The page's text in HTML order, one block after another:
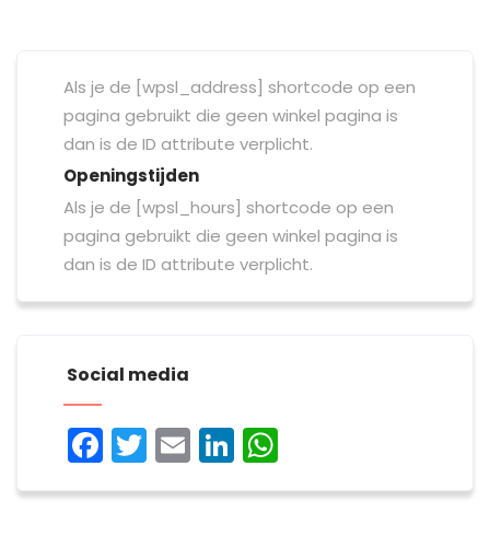
Als je de [wpsl_address] shortcode op een
pagina gebruikt die geen winkel pagina is
dan is de ID attribute verplicht.
Openingstijden
Als je de [wpsl_hours] shortcode op een
pagina gebruikt die geen winkel pagina is
dan is de ID attribute verplicht.
Social media
Facebook
Twitter
EmailLinkedIn
WhatsApp